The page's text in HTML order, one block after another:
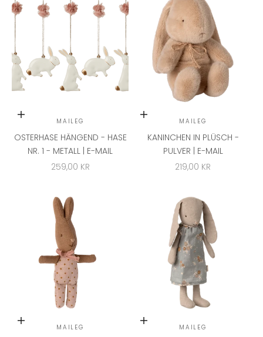
In den Warenkorb
MAILEG
OSTERHASE HÄNGEND - HASE
NR. 1 - METALL | E-MAIL
ANGEBOT
259,00 KR
In den Warenkorb
MAILEG
KANINCHEN IN PLÜSCH -
PULVER | E-MAIL
ANGEBOT
219,00 KR
In den Warenkorb
MAILEG In den Warenkorb
MAILEG